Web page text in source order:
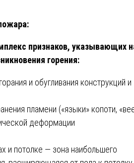
признаков, указывающих
горения:
и обугливания конструкций и
пламени («языки» копоти,
деформации
и потолке — зона наибольшего